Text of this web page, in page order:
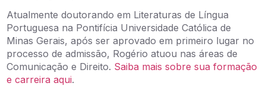
Atualmente doutorando em Literaturas de Língua
Portuguesa na Pontifícia Universidade Católica de
Minas Gerais, após ser aprovado em primeiro lugar no
processo de admissão, Rogério atuou nas áreas de
Comunicação e Direito. Saiba mais sobre sua formação
e carreira aqui.